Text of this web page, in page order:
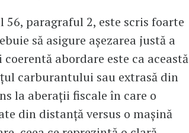
paragraful 2, este scris foarte
să asigure așezarea justă a
abordare este ca această
carburantului sau extrasă din
la aberații fiscale în care o
din distanță versus o mașină